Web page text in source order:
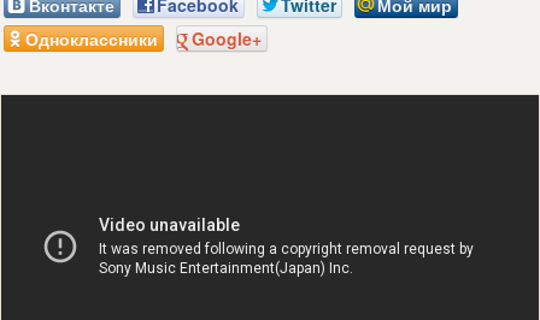
Вконтакте Facebook Twitter
Мой мир
Одноклассники
Google+